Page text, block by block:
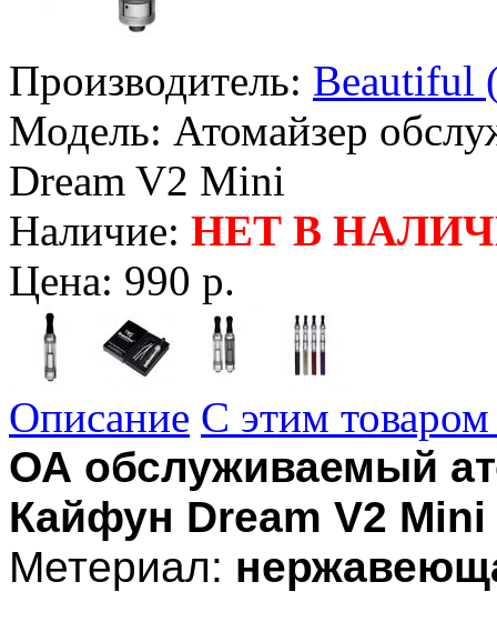
Производитель: Beautiful
Модель: Атомайзер
Dream V2 Mini
Наличие: НЕТ В
Цена: 990 р.
Описание С этим
ОА обслуживаемый
Кайфун Dream V2 Mini
Метериал: